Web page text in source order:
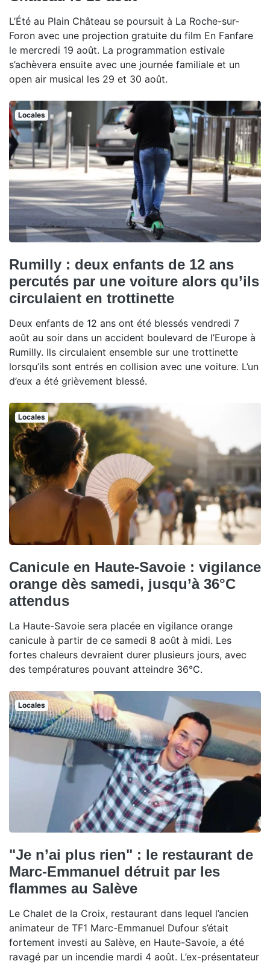
L’Été au Plain Château se poursuit à La Roche-sur-
Foron avec une projection gratuite du film En Fanfare
le mercredi 19 août. La programmation estivale
s’achèvera ensuite avec une journée familiale et un
open air musical les 29 et 30 août.
Locales
Rumilly : deux enfants de 12 ans
percutés par une voiture alors qu’ils
circulaient en trottinette
Deux enfants de 12 ans ont été blessés vendredi 7
août au soir dans un accident boulevard de l’Europe à
Rumilly. Ils circulaient ensemble sur une trottinette
lorsqu’ils sont entrés en collision avec une voiture. L’un
d’eux a été grièvement blessé.
Locales
Canicule en Haute-Savoie : vigilance
orange dès samedi, jusqu’à 36°C
attendus
La Haute-Savoie sera placée en vigilance orange
canicule à partir de ce samedi 8 août à midi. Les
fortes chaleurs devraient durer plusieurs jours, avec
des températures pouvant atteindre 36°C.
Locales
"Je n’ai plus rien" : le restaurant de
Marc-Emmanuel détruit par les
flammes au Salève
Le Chalet de la Croix, restaurant dans lequel l’ancien
animateur de TF1 Marc-Emmanuel Dufour s’était
fortement investi au Salève, en Haute-Savoie, a été
ravagé par un incendie mardi 4 août. L’ex-présentateur